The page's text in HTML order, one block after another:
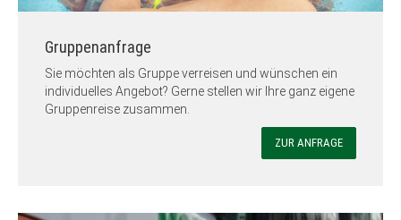
Gruppenanfrage
Sie möchten als Gruppe verreisen und wünschen ein
individuelles Angebot? Gerne stellen wir Ihre ganz eigene
Gruppenreise zusammen.
ZUR ANFRAGE